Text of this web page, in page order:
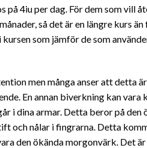
på 4iu per dag. För dem som vill
så det är en längre kurs
som jämför de som
men många anser att detta
En annan biverkning kan
i dina armar. Detta beror på
och nålar i fingrarna. Detta
den ökända morgonvärk. Det